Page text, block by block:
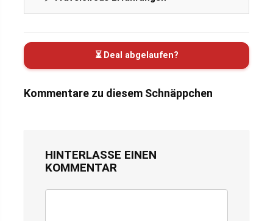
⏳ Deal abgelaufen?
Kommentare zu diesem Schnäppchen
HINTERLASSE EINEN
KOMMENTAR